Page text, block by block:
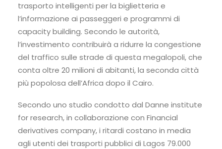
trasporto intelligenti per la biglietteria e
l’informazione ai passeggeri e programmi di
capacity building. Secondo le autorità,
l’investimento contribuirà a ridurre la congestione
del traffico sulle strade di questa megalopoli, che
conta oltre 20 milioni di abitanti, la seconda città
più popolosa dell’Africa dopo il Cairo.
Secondo uno studio condotto dal Danne institute
for research, in collaborazione con Financial
derivatives company, i ritardi costano in media
agli utenti dei trasporti pubblici di Lagos 79.000